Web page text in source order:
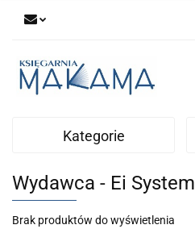
Kategorie
Wydawca - Ei System
Brak produktów do wyświetlenia